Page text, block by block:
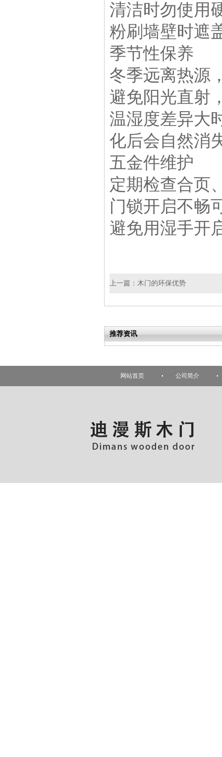
清洁时勿使用
粉刷墙壁时遮
季节性保养
冬季远离热源
避免阳光直射
温湿度差异大
化后会自然消
五金件维护
定期检查合页
门锁开启不畅
避免用湿手开
上一篇： 木门的环保优势
推荐资讯
网站首页 公司简介